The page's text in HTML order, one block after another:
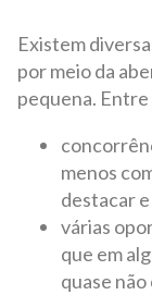
Existem
por meio da
pequena.
menos
destacar
várias
que em
quase